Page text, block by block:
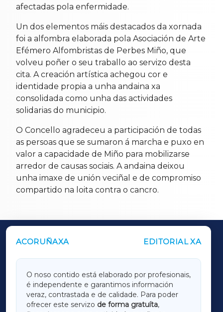
afectadas pola enfermidade.
Un dos elementos máis destacados da xornada
foi a alfombra elaborada pola Asociación de Arte
Efémero Alfombristas de Perbes Miño, que
volveu poñer o seu traballo ao servizo desta
cita. A creación artística achegou cor e
identidade propia a unha andaina xa
consolidada como unha das actividades
solidarias do municipio.
O Concello agradeceu a participación de todas
as persoas que se sumaron á marcha e puxo en
valor a capacidade de Miño para mobilizarse
arredor de causas sociais. A andaina deixou
unha imaxe de unión veciñal e de compromiso
compartido na loita contra o cancro.
ACORUÑAXA EDITORIAL XA
O noso contido está elaborado por profesionais,
é independente e garantimos información
veraz, contrastada e de calidade. Para poder
ofrecer este servizo de forma gratuíta,
OUTROS PERIÓDICOS
LUGOXA